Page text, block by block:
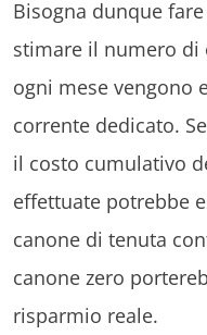
Bisogna dunque
stimare il numero di
ogni mese vengono
corrente dedicato.
il costo cumulativo
effettuate potrebbe
canone di tenuta
canone zero
risparmio reale.